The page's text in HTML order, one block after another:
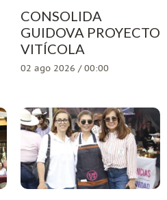
CONSOLIDA
GUIDOVA PROYECTO
VITÍCOLA
02 ago 2026 / 00:00